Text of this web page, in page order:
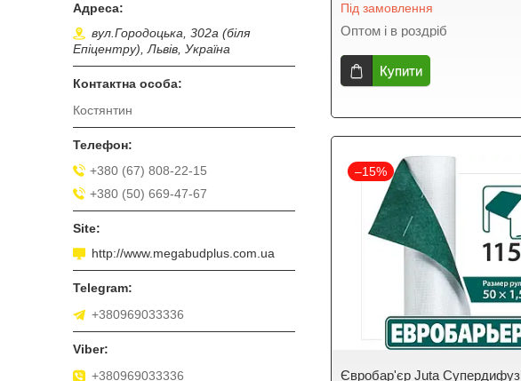
Під замовлення
Оптом і в роздріб
Купити
–15%
Євробар'єр Juta
вул.Городоцька, 302а (біля
Епіцентру), Львів, Україна
Костянтин
+380 (67) 808-22-15
+380 (50) 669-47-67
http://www.megabudplus.com.ua
+380969033336
+380969033336